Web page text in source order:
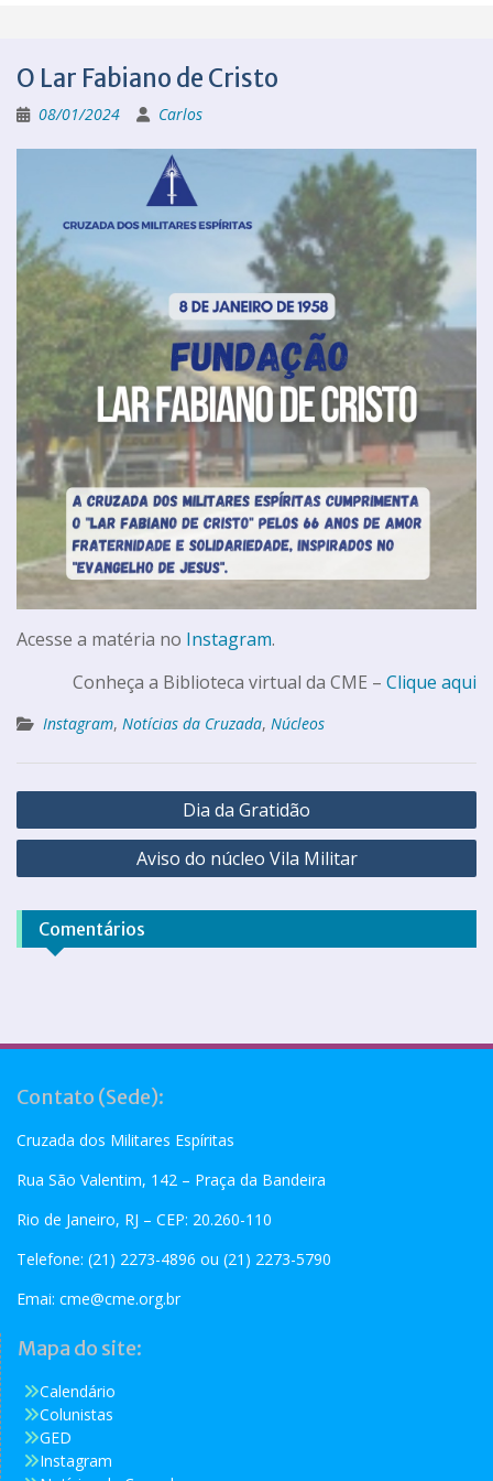
O Lar Fabiano de Cristo
08/01/2024 Carlos
Acesse a matéria no Instagram.
Conheça a Biblioteca virtual da CME – Clique aqui
Instagram, Notícias da Cruzada, Núcleos
Dia da Gratidão
Aviso do núcleo Vila Militar
Comentários
Contato (Sede):
Cruzada dos Militares Espíritas
Rua São Valentim, 142 – Praça da Bandeira
Rio de Janeiro, RJ – CEP: 20.260-110
Telefone: (21) 2273-4896 ou (21) 2273-5790
Emai: cme@cme.org.br
Mapa do site:
Calendário
Colunistas
GED
Instagram